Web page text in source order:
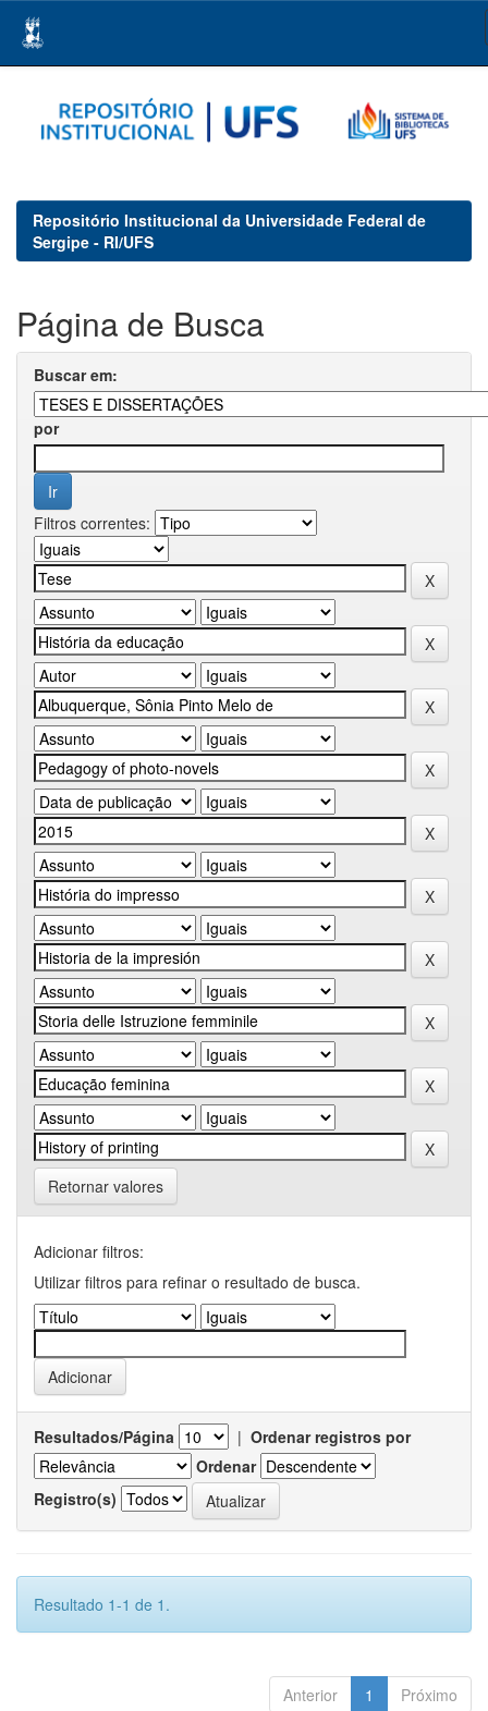
navigation
Repositório Institucional da Universidade Federal de
Sergipe - RI/UFS
Página de Busca
Buscar em:
por
Filtros correntes:
Retornar valores
Adicionar filtros:
Utilizar filtros para refinar o resultado de busca.
Resultados/Página | Ordenar registros por
Ordenar
Registro(s)
Resultado 1-1 de 1.
Anterior 1 Próximo